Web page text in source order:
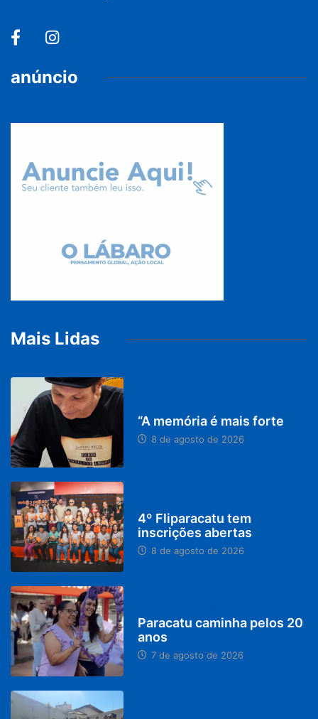
anúncio
Mais Lidas
“A memória é mais forte
8 de agosto de 2026
4º Fliparacatu tem
inscrições abertas
8 de agosto de 2026
Paracatu caminha pelos 20
anos
7 de agosto de 2026